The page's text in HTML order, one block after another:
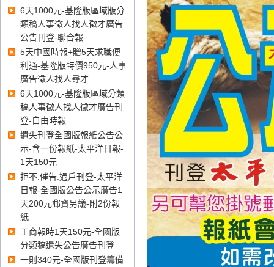
徵人、公示送達、自由時報徵
才、登廣告登報 、臺北高等行
政法院登報、臺中高等行政法
院登報、高雄高等行政法院登
報、智慧財產法院登報登報、
臺灣臺北地方法院登報、臺灣
士林地方法院登報、臺灣新北
地方法院登報、臺灣桃園地方
法院登報、臺灣新竹地方法院
登報、臺灣苗栗地方法院登報
登報、臺灣臺中地方法院登
報、臺灣南投地方法院登報、
臺灣彰化地方法院登報、臺灣
雲林地方法院登報、臺灣嘉義
地方法院登報、臺灣臺南地方
法院登報、臺灣高雄地方法院
登報、臺灣屏東地方法院登
報、臺灣臺東地方法院登報、
臺灣花蓮地方法院登報、臺灣
宜蘭地方法院登報、臺灣基隆
6天1000元-基隆版區域版分
類稿人事徵人找人徵才廣告
公告刊登-聯合報
5天中國時報+贈5天求職便
利通-基隆版特價950元-人事
廣告徵人找人尋才
6天1000元-基隆版區域分類
稿人事徵人找人徵才廣告刊
登-自由時報
遺失刊登全國版報紙公告公
示-含一份報紙-太平洋日報-
1天150元
拒不.催告.過戶刊登-太平洋
日報-全國版公告公示廣告1
天200元郵資另議-附2份報
紙
工商報時1天150元-全國版
分類稿遺失公告廣告刊登
一則340元-全國版刊登籌備